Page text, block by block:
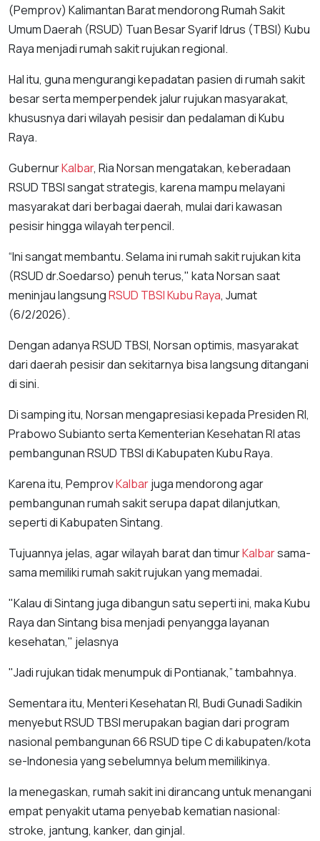
(Pemprov) Kalimantan Barat mendorong Rumah Sakit
Umum Daerah (RSUD) Tuan Besar Syarif Idrus (TBSI) Kubu
Raya menjadi rumah sakit rujukan regional.
Hal itu, guna mengurangi kepadatan pasien di rumah sakit
besar serta memperpendek jalur rujukan masyarakat,
khususnya dari wilayah pesisir dan pedalaman di Kubu
Raya.
GubernurKalbar, Ria Norsan mengatakan, keberadaan
RSUD TBSI sangat strategis, karena mampu melayani
masyarakat dari berbagai daerah, mulai dari kawasan
pesisir hingga wilayah terpencil.
“Ini sangat membantu. Selama ini rumah sakit rujukan kita
(RSUD dr.Soedarso) penuh terus," kata Norsan saat
meninjau langsungRSUD TBSI Kubu Raya, Jumat
(6/2/2026).
Dengan adanya RSUD TBSI, Norsan optimis, masyarakat
dari daerah pesisir dan sekitarnya bisa langsung ditangani
di sini.
Di samping itu, Norsan mengapresiasi kepada Presiden RI,
Prabowo Subianto serta Kementerian Kesehatan RI atas
pembangunan RSUD TBSI di Kabupaten Kubu Raya.
Karena itu, PemprovKalbarjuga mendorong agar
pembangunan rumah sakit serupa dapat dilanjutkan,
seperti di Kabupaten Sintang.
Tujuannya jelas, agar wilayah barat dan timurKalbarsama-
sama memiliki rumah sakit rujukan yang memadai.
"Kalau di Sintang juga dibangun satu seperti ini, maka Kubu
Raya dan Sintang bisa menjadi penyangga layanan
kesehatan," jelasnya
"Jadi rujukan tidak menumpuk di Pontianak,” tambahnya.
Sementara itu, Menteri Kesehatan RI, Budi Gunadi Sadikin
menyebut RSUD TBSI merupakan bagian dari program
nasional pembangunan 66 RSUD tipe C di kabupaten/kota
se-Indonesia yang sebelumnya belum memilikinya.
Ia menegaskan, rumah sakit ini dirancang untuk menangani
empat penyakit utama penyebab kematian nasional:
stroke, jantung, kanker, dan ginjal.